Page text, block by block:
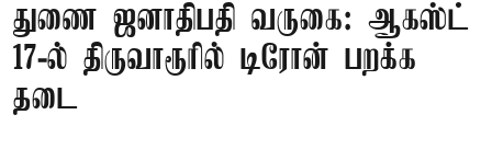
துணை ஜனாதிபதி வருகை: ஆகஸ்ட்
17-ல் திருவாரூரில் டிரோன் பறக்க
தடை